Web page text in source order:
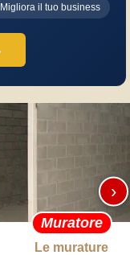
Migliora il tuo business
Muratore
Le murature
›